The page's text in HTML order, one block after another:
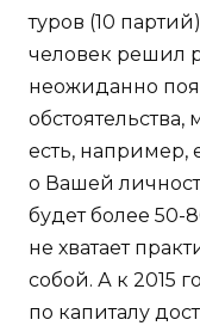
туров (10
человек решил
неожиданно
есть, например,
о Вашей
будет более 50-
не хватает
собой. А к 2015
по капиталу